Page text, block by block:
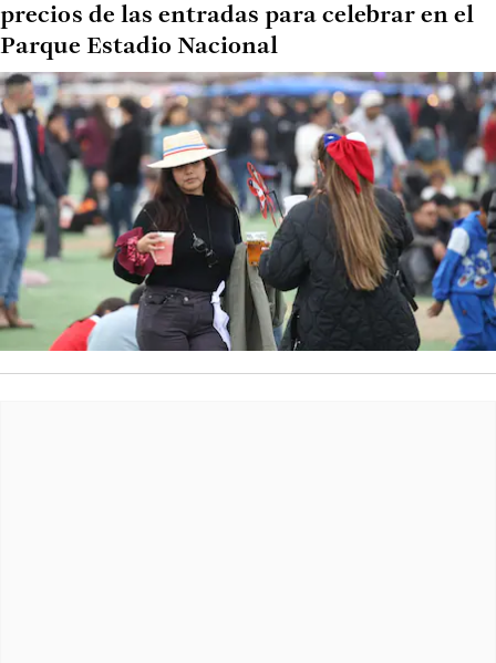
precios de las entradas para celebrar en el
Parque Estadio Nacional